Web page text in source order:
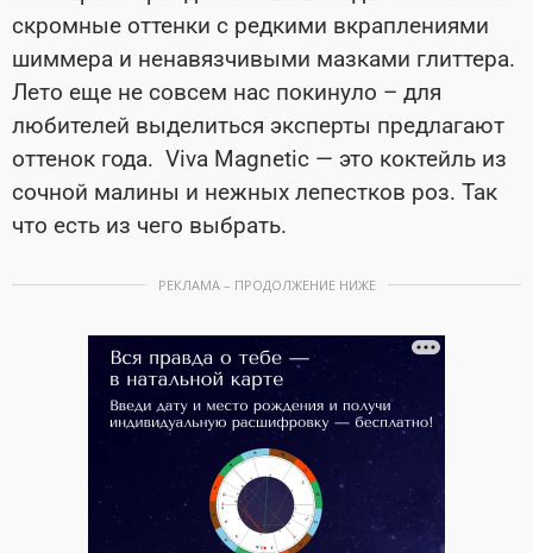
скромные оттенки с редкими вкраплениями
шиммера и ненавязчивыми мазками глиттера.
Лето еще не совсем нас покинуло – для
любителей выделиться эксперты предлагают
оттенок года. Viva Magnetic — это коктейль из
сочной малины и нежных лепестков роз. Так
что есть из чего выбрать.
РЕКЛАМА – ПРОДОЛЖЕНИЕ НИЖЕ